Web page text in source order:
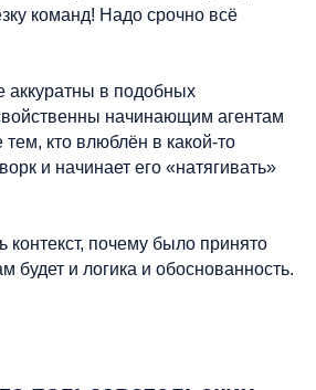
команд! Надо срочно всё
аккуратны в подобных
начинающим агентам
кто влюблён в какой-то
и начинает его «натягивать»
контекст, почему было принято
будет и логика и обоснованность.